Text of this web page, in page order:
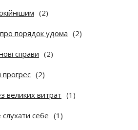
(2)
порядок удома (2)
справи (2)
прогрес (2)
великих витрат (1)
себе (1)